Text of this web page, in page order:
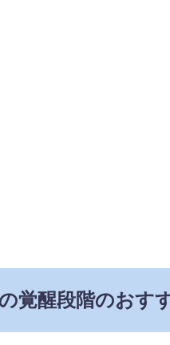
覚醒段階のおす